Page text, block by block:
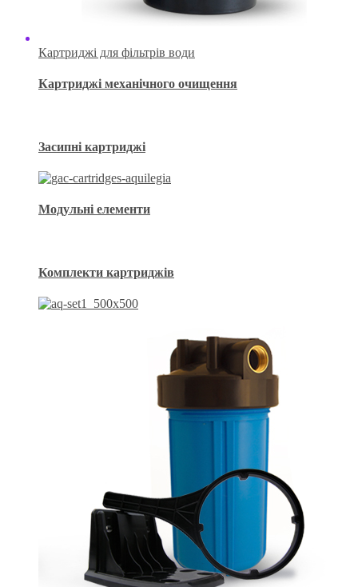
Картриджі для фільтрів води
Картриджі механічного очищення
Засипні картриджі
Модульні елементи
Комплекти картриджів